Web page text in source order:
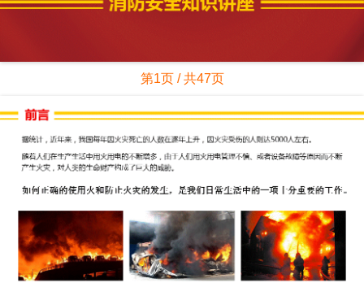
第1页 / 共47页